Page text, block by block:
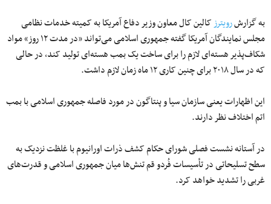
به گزارشرویترزکالین کال معاون وزیر دفاع آمریکا به کمیته خدمات نظامی
مجلس نمایندگان آمریکا گفته جمهوری اسلامی می‌تواند «در مدت ۱۲ روز» مواد
شکاف‌پذیر هسته‌ای لازم را برای ساخت یک بمب هسته‌ای تولید کند، در حالی
که در سال ۲۰۱۸ برای چنین کاری ۱۲ ماه زمان لازم داشت.
این اظهارات یعنی سازمان سیا و پنتاگون در مورد فاصله جمهوری اسلامی با بمب
اتم اختلاف نظر دارند.
در آستانه نشست فصلی شورای حکام کشف ذرات اورانیوم با غلظت نزدیک به
سطح تسلیحاتی در تأسیسات فُردو قم تنش‌ها میان جمهوری اسلامی و قدرت‌های
غربی را تشدید خواهد کرد.